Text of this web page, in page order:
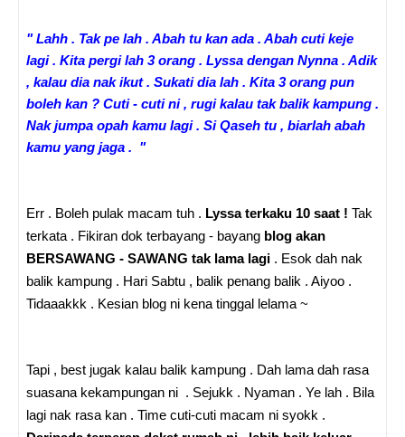
" Lahh . Tak pe lah . Abah tu kan ada . Abah cuti keje
lagi . Kita pergi lah 3 orang . Lyssa dengan Nynna . Adik
, kalau dia nak ikut . Sukati dia lah . Kita 3 orang pun
boleh kan ? Cuti - cuti ni , rugi kalau tak balik kampung .
Nak jumpa opah kamu lagi . Si Qaseh tu , biarlah abah
kamu yang jaga . "
Err . Boleh pulak macam tuh . Lyssa terkaku 10 saat ! Tak
terkata . Fikiran dok terbayang - bayang blog akan
BERSAWANG - SAWANG tak lama lagi . Esok dah nak
balik kampung . Hari Sabtu , balik penang balik . Aiyoo .
Tidaaakkk . Kesian blog ni kena tinggal lelama ~
Tapi , best jugak kalau balik kampung . Dah lama dah rasa
suasana kekampungan ni . Sejukk . Nyaman . Ye lah . Bila
lagi nak rasa kan . Time cuti-cuti macam ni syokk .